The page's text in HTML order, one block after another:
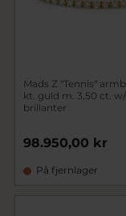
Mads Z "Tennis"
kt. guld m. 3,50 ct. w/
brillanter
98.950,00 kr
På fjernlager